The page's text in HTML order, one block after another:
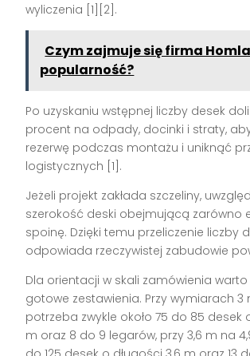
wyliczenia [1][2].
Czym zajmuje się firma
popularność?
Po uzyskaniu wstępnej liczby desek
procent na odpady, docinki i straty,
rezerwę podczas montażu i uniknąć
logistycznych [1].
Jeżeli projekt zakłada szczeliny,
szerokość deski obejmującą zarówno
spoinę. Dzięki temu przeliczenie liczby
odpowiada rzeczywistej zabudowie
Dla orientacji w skali zamówienia warto
gotowe zestawienia. Przy wymiarach 3
potrzeba zwykle około 75 do 85 desek
m oraz 8 do 9 legarów, przy 3,6 m na